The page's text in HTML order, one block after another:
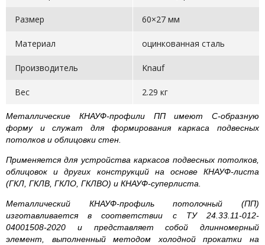
Размер 60×27 мм
Материал оцинкованная сталь
Производитель Knauf
Вес 2.29 кг
Металлические КНАУФ-профили ПП имеют С-образную
форму и служат для формирования каркаса подвесных
потолков и облицовки стен.
Применяется для устройства каркасов подвесных потолков,
облицовок и других конструкций на основе КНАУФ-листа
(ГКЛ, ГКЛВ, ГКЛО, ГКЛВО) и КНАУФ-суперлиста.
Металлический КНАУФ-профиль потолочный (ПП)
изготавливается в соответствии с ТУ 24.33.11-012-
04001508-2020 и представляет собой длинномерный
элемент, выполненный методом холодной прокатки на